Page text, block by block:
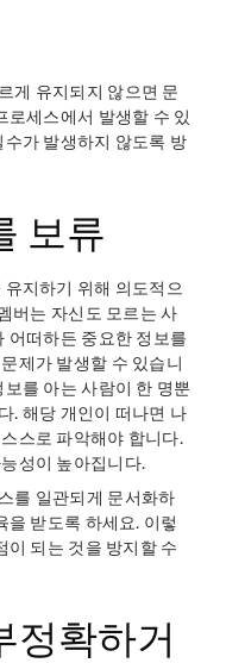
게 유지되지 않으면 문
로세스에서 발생할 수 있
가 발생하지 않도록 방
보류
지하기 위해 의도적으
버는 자신도 모르는 사
어떠하든 중요한 정보를
제가 발생할 수 있습니
를 아는 사람이 한 명뿐
. 해당 개인이 떠나면 나
스로 파악해야 합니다.
성이 높아집니다.
를 일관되게 문서화하
을 받도록 하세요. 이렇
이 되는 것을 방지할 수
정확하거